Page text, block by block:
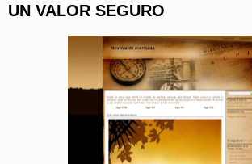
UN VALOR SEGURO